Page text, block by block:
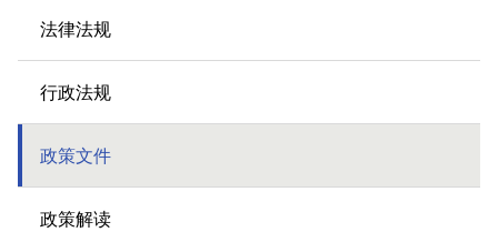
法律法规
行政法规
政策文件
政策解读